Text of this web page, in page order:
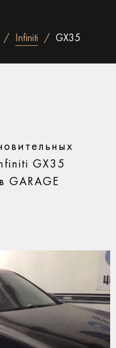
Infiniti GX35
GX35
GARAGE